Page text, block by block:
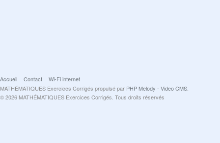
Accueil Contact
Wi-Fi internet
MATHÉMATIQUES Exercices Corrigés propulsé par PHP Melody - Video CMS.
© 2026 MATHÉMATIQUES Exercices Corrigés. Tous droits réservés